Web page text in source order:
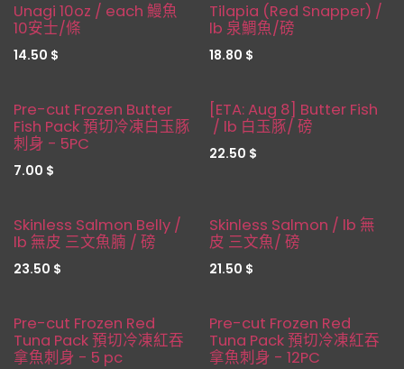
Unagi 10oz / each 鰻魚
10安士/條
14.50 $
Tilapia (Red Snapper) /
lb 泉鯛魚/磅
18.80 $
Pre-cut Frozen Butter
Fish Pack 預切冷凍白玉豚
刺身 - 5PC
7.00 $
Pre Order !!
[ETA: Aug 8] Butter Fish
/ lb 白玉豚/ 磅
22.50 $
Skinless Salmon Belly /
lb 無皮 三文魚腩 / 磅
23.50 $
新品！
Skinless Salmon / lb 無
皮 三文魚/ 磅
21.50 $
Restocked
Pre-cut Frozen Red
Tuna Pack 預切冷凍紅吞
拿魚刺身 - 5 pc
Restocked
Pre-cut Frozen Red
Tuna Pack 預切冷凍紅吞
拿魚刺身 - 12PC